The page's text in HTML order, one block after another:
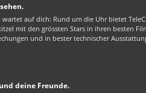
wartet auf dich: Rund um die Uhr bietet
mit den grössten Stars in ihren besten
und in bester technischer
deine Freunde.